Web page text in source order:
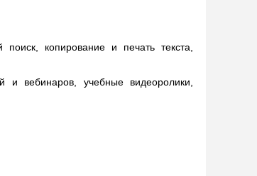
копирование и печать текста,
и вебинаров, учебные видеоролики,